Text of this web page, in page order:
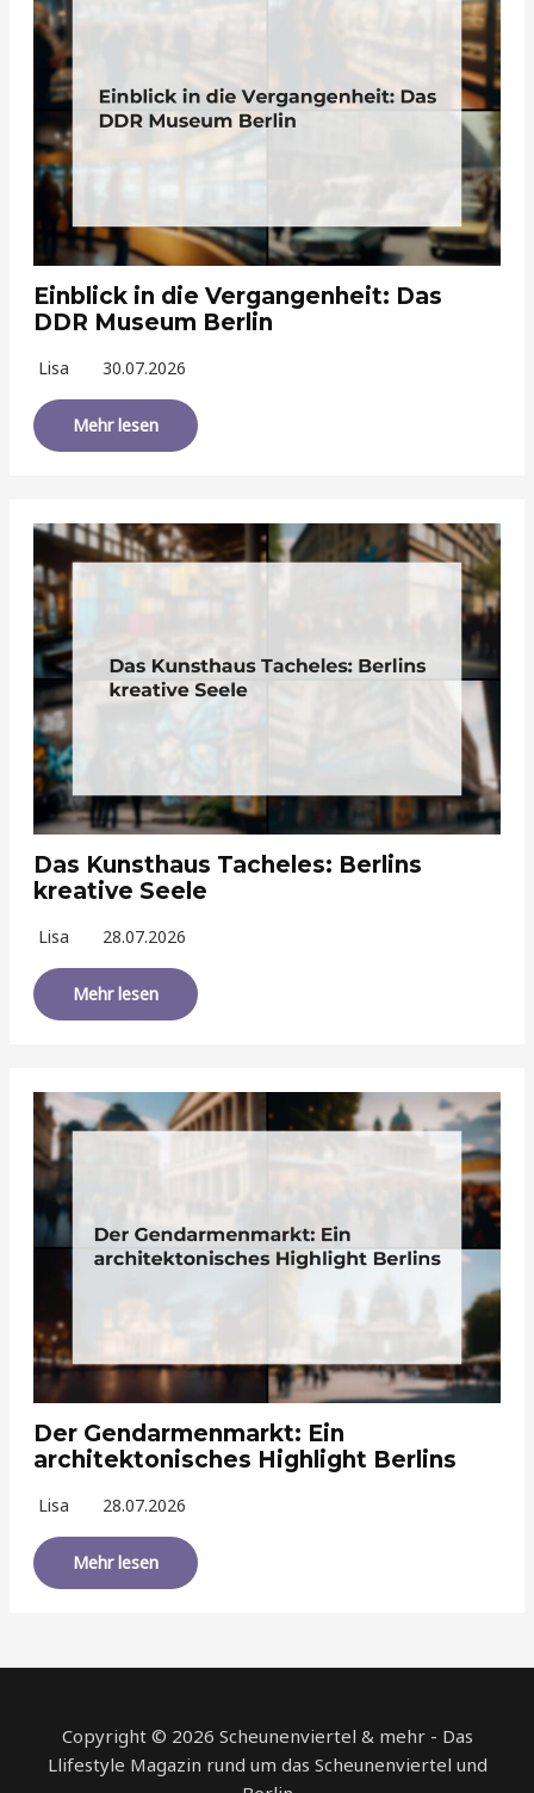
Einblick in die Vergangenheit: Das
DDR Museum Berlin
Lisa 30.07.2026
Mehr lesen
Das Kunsthaus Tacheles: Berlins
kreative Seele
Lisa 28.07.2026
Mehr lesen
Der Gendarmenmarkt: Ein
architektonisches Highlight Berlins
Lisa 28.07.2026
Mehr lesen
Copyright © 2026 Scheunenviertel & mehr - Das
Llifestyle Magazin rund um das Scheunenviertel und